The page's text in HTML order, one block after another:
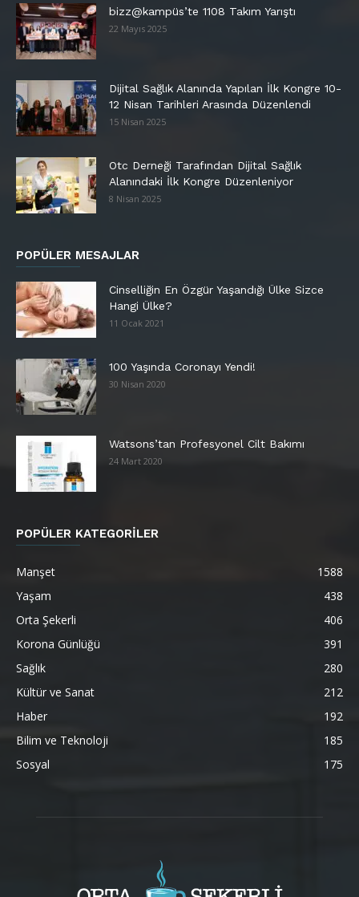
bizz@kampüs’te 1108 Takım Yarıştı
22 Mayıs 2025
Dijital Sağlık Alanında Yapılan İlk Kongre 10-
12 Nisan Tarihleri Arasında Düzenlendi
15 Nisan 2025
Otc Derneği Tarafından Dijital Sağlık
Alanındaki İlk Kongre Düzenleniyor
8 Nisan 2025
POPÜLER MESAJLAR
Cinselliğin En Özgür Yaşandığı Ülke Sizce
Hangi Ülke?
11 Ocak 2021
100 Yaşında Coronayı Yendi!
30 Nisan 2020
Watsons’tan Profesyonel Cilt Bakımı
24 Mart 2020
POPÜLER KATEGORİLER
Manşet
1588
Yaşam
438
Orta Şekerli
406
Korona Günlüğü
391
Sağlık
280
Kültür ve Sanat
212
Haber
192
Bilim ve Teknoloji
185
Sosyal
175